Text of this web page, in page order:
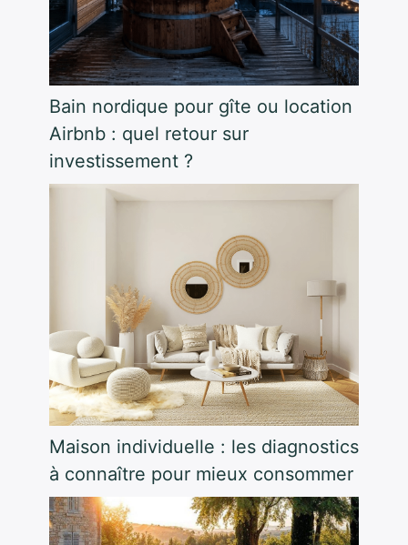
Bain nordique pour gîte ou location
Airbnb : quel retour sur
investissement ?
Maison individuelle : les diagnostics
à connaître pour mieux consommer